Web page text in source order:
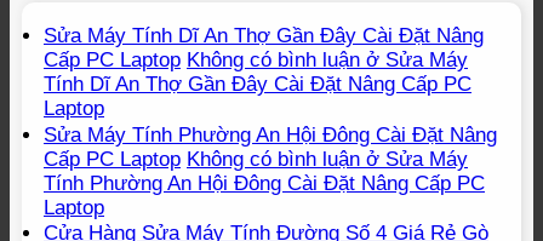
Sửa Máy Tính Dĩ An Thợ Gần Đây Cài Đặt Nâng
Cấp PC Laptop Không có bình luận ở Sửa Máy
Tính Dĩ An Thợ Gần Đây Cài Đặt Nâng Cấp PC
Laptop
Sửa Máy Tính Phường An Hội Đông Cài Đặt Nâng
Cấp PC Laptop Không có bình luận ở Sửa Máy
Tính Phường An Hội Đông Cài Đặt Nâng Cấp PC
Laptop
Cửa Hàng Sửa Máy Tính Đường Số 4 Giá Rẻ Gò